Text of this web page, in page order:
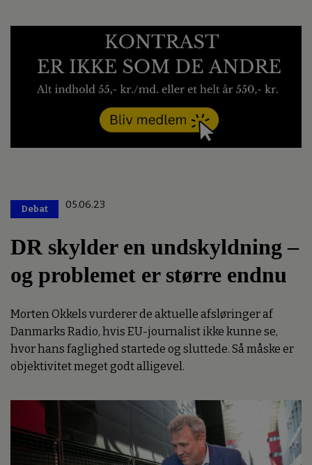
Debat 05.06.23
DR skylder en undskyldning –
og problemet er større endnu
Morten Okkels vurderer de aktuelle afsløringer af
Danmarks Radio, hvis EU-journalist ikke kunne se,
hvor hans faglighed startede og sluttede. Så måske er
objektivitet meget godt alligevel.